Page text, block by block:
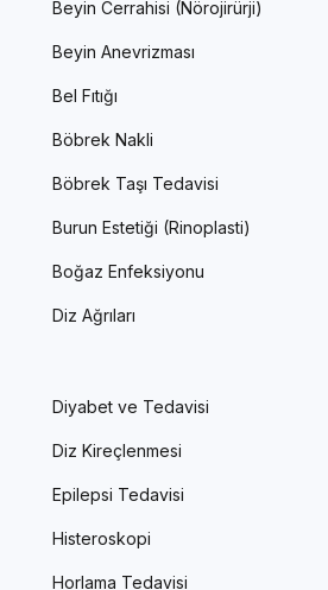
Beyin Cerrahisi (Nörojirürji)
Beyin Anevrizması
Bel Fıtığı
Böbrek Nakli
Böbrek Taşı Tedavisi
Burun Estetiği (Rinoplasti)
Boğaz Enfeksiyonu
Diz Ağrıları
Diyabet ve Tedavisi
Diz Kireçlenmesi
Epilepsi Tedavisi
Histeroskopi
Horlama Tedavisi